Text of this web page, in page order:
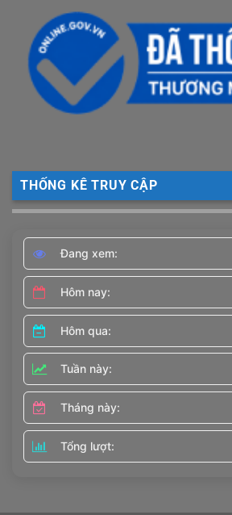
THỐNG KÊ TRUY CẬP
Đang xem:
Hôm nay:
Hôm qua:
Tuần này:
Tháng này:
Tổng lượt: